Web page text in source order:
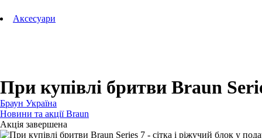
Aксесуари
При купівлі бритви Braun
Браун Україна
Новини та акції Braun
Акція завершена